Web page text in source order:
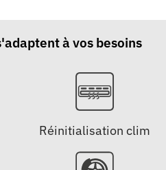
à vos besoins
Réinitialisation clim